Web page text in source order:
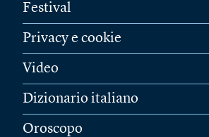
Festival
Privacy e cookie
Video
Dizionario italiano
Oroscopo